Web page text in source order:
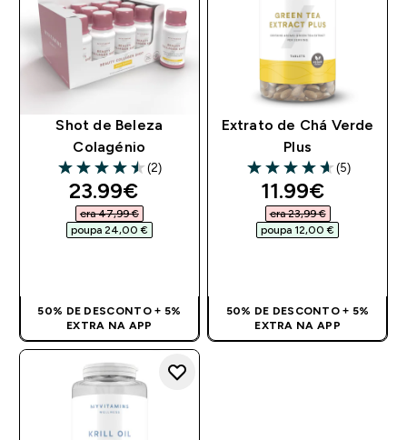
Shot de Beleza
Colagénio
4.5 out of 5 stars
(2)
discounted price
23.99€‎
era 47,99 €‎
poupa 24,00 €‎
50% DE DESCONTO + 5%
EXTRA NA APP
Extrato de Chá Verde
Plus
4.6 out of 5 stars
(5)
discounted
11.99€‎
era 23,99 €‎
poupa 12,00 €‎
50% DE DESCONTO + 5%
EXTRA NA APP